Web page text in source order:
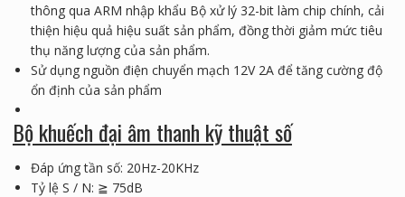
thông qua ARM nhập khẩu Bộ xử lý 32-bit làm chip chính, cải
thiện hiệu quả hiệu suất sản phẩm, đồng thời giảm mức tiêu
thụ năng lượng của sản phẩm.
Sử dụng nguồn điện chuyển mạch 12V 2A để tăng cường độ
ổn định của sản phẩm
Bộ khuếch đại âm thanh kỹ thuật số
Đáp ứng tần số: 20Hz-20KHz
Tỷ lệ S / N: ≧ 75dB